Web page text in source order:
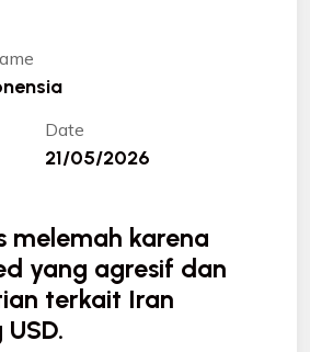
Date
21/05/2026
melemah karena
yang agresif dan
terkait Iran